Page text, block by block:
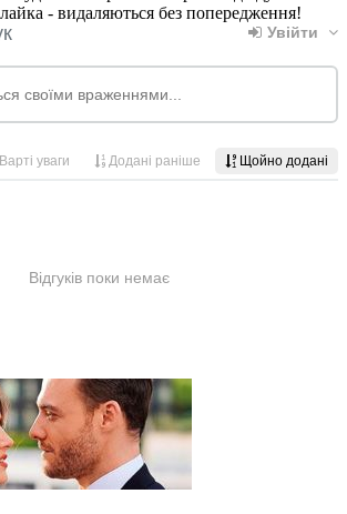
- видаляються без попередження!